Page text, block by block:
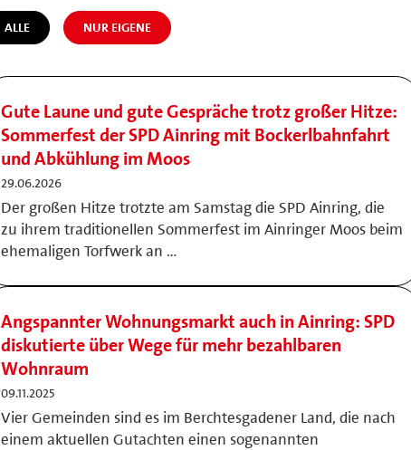
ALLE NUR EIGENE
Gute Laune und gute Gespräche trotz großer Hitze:
Sommerfest der SPD Ainring mit Bockerlbahnfahrt
und Abkühlung im Moos
29.06.2026
Der großen Hitze trotzte am Samstag die SPD Ainring, die
zu ihrem traditionellen Sommerfest im Ainringer Moos beim
ehemaligen Torfwerk an …
Angspannter Wohnungsmarkt auch in Ainring: SPD
diskutierte über Wege für mehr bezahlbaren
Wohnraum
09.11.2025
Vier Gemeinden sind es im Berchtesgadener Land, die nach
einem aktuellen Gutachten einen sogenannten